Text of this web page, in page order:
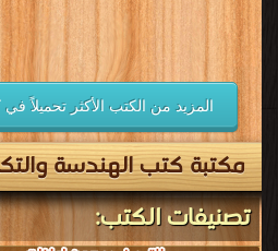
المزيد من الكتب الأكثر تحميلاً في
مكتبة كتب الهندسة
تصنيفات الكتب: